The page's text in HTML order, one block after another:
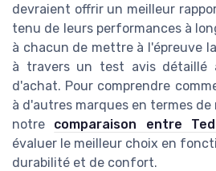
devraient offrir un meilleur
tenu de leurs performances à
à chacun de mettre à l'épreuve
à travers un test avis détaillé
d'achat. Pour comprendre
à d'autres marques en termes
notre comparaison entre
évaluer le meilleur choix en
durabilité et de confort.